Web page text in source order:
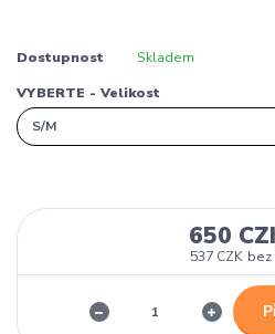
Dostupnost Skladem
VYBERTE - Velikost
650
537 CZK bez